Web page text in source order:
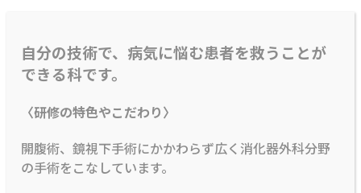
自分の技術で、病気に悩む患者を救うことが
できる科です。
〈研修の特色やこだわり〉
開腹術、鏡視下手術にかかわらず広く消化器外科分野
の手術をこなしています。